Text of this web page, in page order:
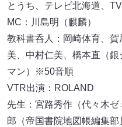
とうち、テレビ北海道、
MC：川島明（麒麟）
教科書呑人：岡崎体育、
美、中村仁美、橋本直（
マン）※50音順
VTR出演：ROLAND
先生：宮路秀作（代々木
郎（帝国書院地図帳編集部